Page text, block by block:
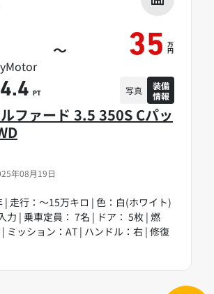
年08月19日
ファード 3.5 350S Cパッ
| 走行：～15万キロ | 色：白(ホワイト)
力 | 乗車定員： 7名 | ドア： 5枚 | 燃
ミッション：AT | ハンドル：右 | 修復
～ 35 万
円
4.4 PT 写真
装備
情報